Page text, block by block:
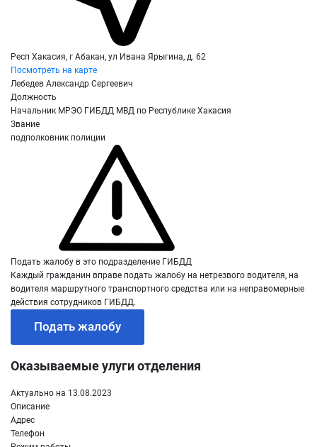
Респ Хакасия, г Абакан, ул Ивана Ярыгина, д. 62
Посмотреть на карте
Лебедев Александр Сергеевич
Должность
Начальник МРЭО ГИБДД МВД по Республике Хакасия
Звание
подполковник полиции
Подать жалобу в это подразделение ГИБДД
Каждый гражданин вправе подать жалобу на нетрезвого водителя, на
водителя маршрутного транспортного средства или на неправомерные
действия сотрудников ГИБДД.
Подать жалобу
Оказываемые улуги отделения
Актуально на 13.08.2023
Описание
Адрес
Телефон